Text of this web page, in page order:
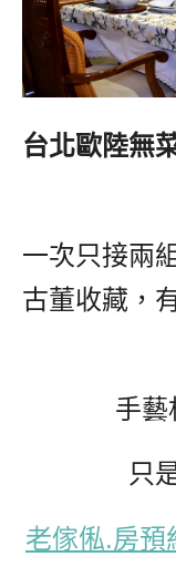
台北歐陸無
一次只接兩
古董收藏，
手藝
只
老傢俬.房預